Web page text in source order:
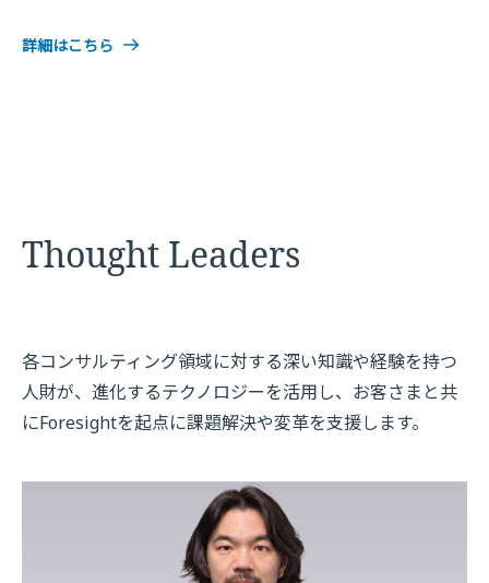
詳細はこちら
Thought Leaders
各コンサルティング領域に対する深い知識や経験を持つ
人財が、進化するテクノロジーを活用し、お客さまと共
にForesightを起点に課題解決や変革を支援します。